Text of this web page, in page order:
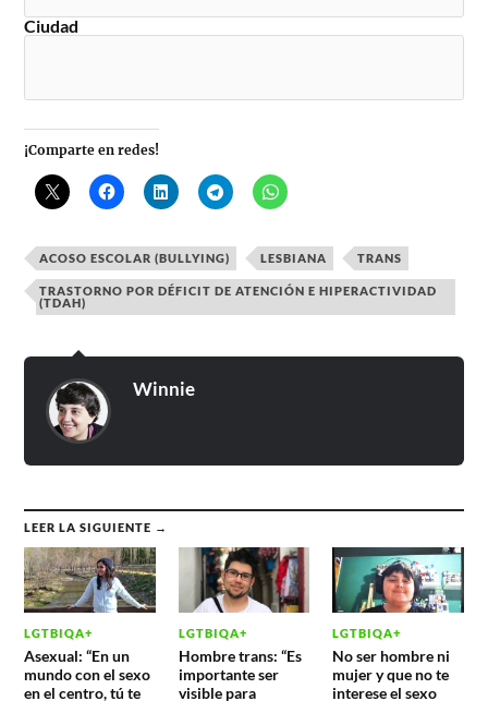
Ciudad
¡Comparte en redes!
ACOSO ESCOLAR (BULLYING) LESBIANA TRANS
TRASTORNO POR DÉFICIT DE ATENCIÓN E HIPERACTIVIDAD
(TDAH)
Winnie
LEER LA SIGUIENTE →
LGTBIQA+
Asexual: “En un
mundo con el sexo
en el centro, tú te
LGTBIQA+
Hombre trans: “Es
importante ser
visible para
LGTBIQA+
No ser hombre ni
mujer y que no te
interese el sexo